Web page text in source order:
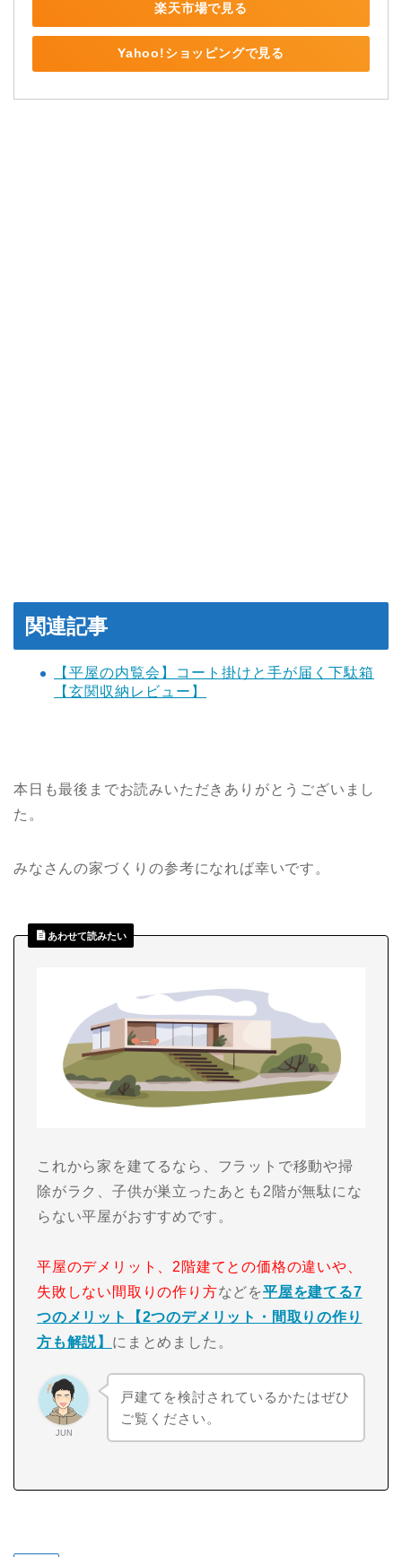
楽天市場で見る
Yahoo!ショッピングで見る
関連記事
【平屋の内覧会】コート掛けと手が届く下駄箱
【玄関収納レビュー】
本日も最後までお読みいただきありがとうございまし
た。
みなさんの家づくりの参考になれば幸いです。
あわせて読みたい
これから家を建てるなら、フラットで移動や掃
除がラク、子供が巣立ったあとも2階が無駄にな
らない平屋がおすすめです。
平屋のデメリット、2階建てとの価格の違いや、
失敗しない間取りの作り方などを平屋を建てる7
つのメリット【2つのデメリット・間取りの作り
方も解説】 にまとめました。
JUN
戸建てを検討されているかたはぜひ
ご覧ください。